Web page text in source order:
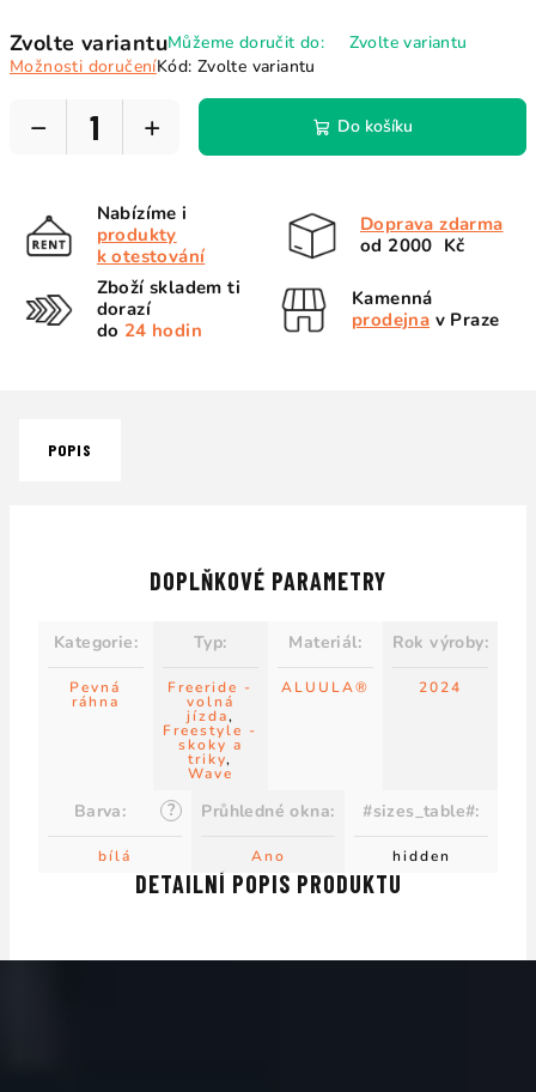
cena:
Zvolte variantuMůžeme doručit do:
Zvolte variantu
Možnosti doručeníKód: Zvolte variantu
+
− Do košíku
Nabízíme i
produkty
k otestování
Doprava zdarma
od 2000 Kč
Zboží skladem ti
dorazí
do 24 hodin
Kamenná
prodejna v Praze
POPIS
DETAILNÍ POPIS PRODUKTU
DOPLŇKOVÉ PARAMETRY
Kategorie:
Pevná
ráhna
Typ:
Freeride -
volná
jízda,
Freestyle -
skoky a
triky,
Wave
Materiál:
ALUULA®
Rok výroby:
2024
?
Barva:
bílá
Průhledné okna:
Ano
#sizes_table#:
hidden